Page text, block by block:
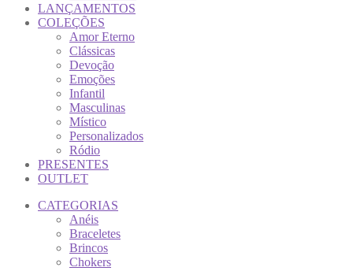
LANÇAMENTOS
COLEÇÕES
Amor Eterno
Clássicas
Devoção
Emoções
Infantil
Masculinas
Místico
Personalizados
Ródio
PRESENTES
OUTLET
CATEGORIAS
Anéis
Braceletes
Brincos
Chokers